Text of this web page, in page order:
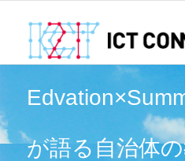
が語る自治体